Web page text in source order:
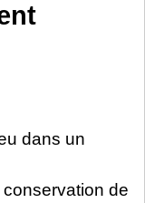
dans un
de